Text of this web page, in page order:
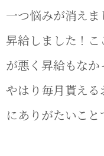
一つ悩みが消え
昇給しました！
が悪く昇給もなか
やはり毎月貰え
にありがたいこと